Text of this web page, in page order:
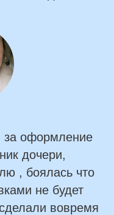
за оформление
дочери,
, боялась что
не будет
вовремя